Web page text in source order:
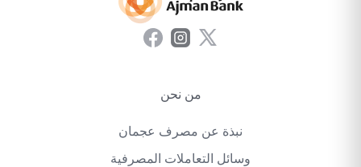
من نحن
نبذة عن مصرف عجمان
وسائل التعاملات المصرفية